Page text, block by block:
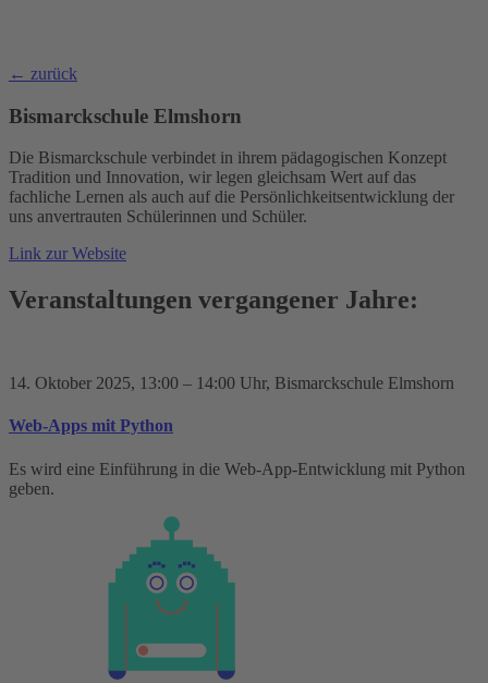
← zurück
Bismarckschule Elmshorn
Die Bismarckschule verbindet in ihrem pädagogischen Konzept
Tradition und Innovation, wir legen gleichsam Wert auf das
fachliche Lernen als auch auf die Persönlichkeitsentwicklung der
uns anvertrauten Schülerinnen und Schüler.
Link zur Website
Veranstaltungen vergangener Jahre:
14. Oktober 2025, 13:00 – 14:00 Uhr, Bismarckschule Elmshorn
Web-Apps mit Python
Es wird eine Einführung in die Web-App-Entwicklung mit Python
geben.